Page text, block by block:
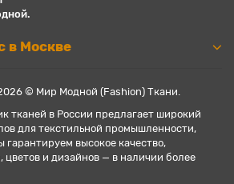
в Москве
© Мир Модной (Fashion) Ткани.
тканей в России предлагает широкий
для текстильной промышленности,
гарантируем высокое качество,
цветов и дизайнов — в наличии более